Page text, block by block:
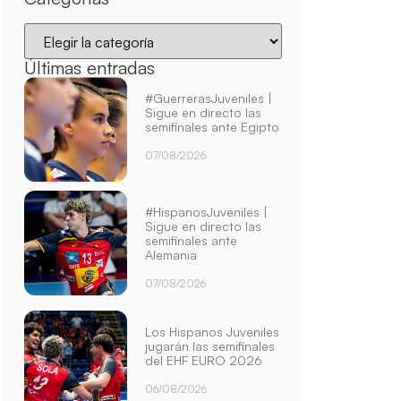
Últimas entradas
#GuerrerasJuveniles |
Sigue en directo las
semifinales ante Egipto
07/08/2026
#HispanosJuveniles |
Sigue en directo las
semifinales ante
Alemania
07/08/2026
Los Hispanos Juveniles
jugarán las semifinales
del EHF EURO 2026
06/08/2026